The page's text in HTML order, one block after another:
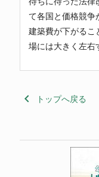
て各国と価格競争
建築費が下がるこ
場には大きく左右
keyboard_arrow_left トップへ戻る